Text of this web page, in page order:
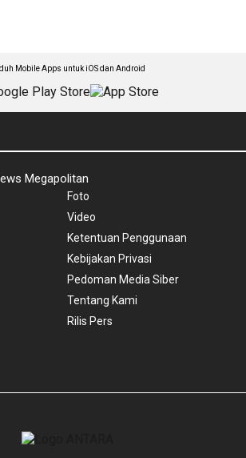
Mobile Apps untuk iOS dan Android
Megapolitan
Foto
Video
Ketentuan Penggunaan
Kebijakan Privasi
Pedoman Media Siber
Tentang Kami
Rilis Pers